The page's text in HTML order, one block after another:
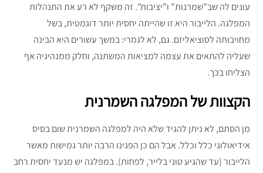
עונים לה שב”שמרנות” ו”יציבות”. זה משקף לא רע את התנהלות
המפלגה. הלייבור היא זו שהייתה יחסית יותר דוגמטית, בשל
מחויבותה לסוציאליזם. גם, לא לגמרי: במשך עשורים היא הבינה
שעליה להתאים את עצמה למציאות המשתנה, וחלק ממנהיגיה אף
הצליחו בכך.
הקצוות של המפלגה השמרנית
מן הסתם, לא ניתן להגיד שלא היה למפלגה השמרנית שום בסיס
אידיאולוגי כלל וכלל. אבל הם כן הפגינו הרבה יותר גמישות מאשר
הלייבור (עד שהגיע טוני בלייר, לפחות). במפלגה יש מנעד יחסית רחב